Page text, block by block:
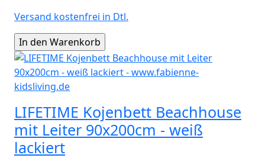
Versand kostenfrei in Dtl.
LIFETIME Kojenbett Beachhouse
mit Leiter 90x200cm - weiß
lackiert